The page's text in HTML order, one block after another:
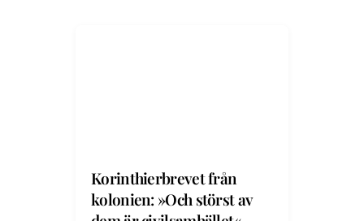
Korinthierbrevet från
kolonien: »Och störst av